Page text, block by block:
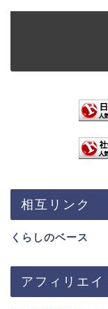
相互リンク
くらしのベース
アフィリエイ